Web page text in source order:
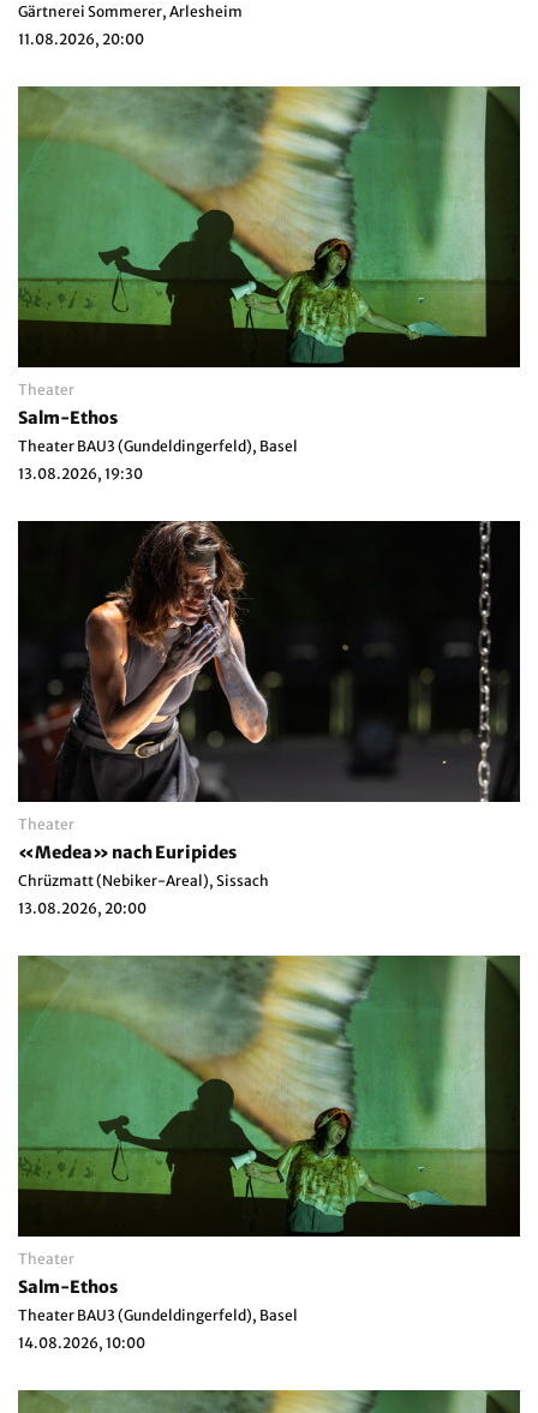
Gärtnerei Sommerer, Arlesheim
11.08.2026, 20:00
Theater
Salm-Ethos
Theater BAU3 (Gundeldingerfeld), Basel
13.08.2026, 19:30
Theater
«Medea» nach Euripides
Chrüzmatt (Nebiker-Areal), Sissach
13.08.2026, 20:00
Theater
Salm-Ethos
Theater BAU3 (Gundeldingerfeld), Basel
14.08.2026, 10:00